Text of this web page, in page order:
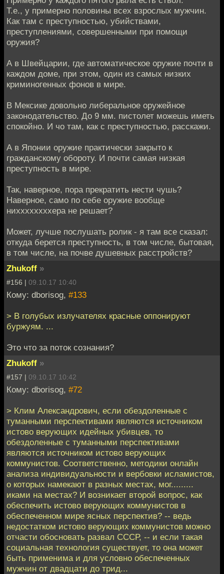
Т.е., у примерно половины всех взрослых мужчин.
Как там с преступностью, убийствами,
преступлениями, совершенными при помощи
оружия?
А в Швейцарии, где автоматическое оружие почти в
каждом доме, при этом, один из самых низких
криминогенных фонов в мире.
В Мексике довольно либеральное оружейное
законодательство. До 9 мм. пистолет можешь иметь
спокойно. И чо там, как с преступностью, расскажи.
А в Японии оружие практически закрыто к
гражданскому обороту. И почти самая низкая
преступность в мире.
Так, наверное, пора прекратить нести чушь?
Наверное, само по себе оружие вообще
ниххххххххера не решает?
Может, лучше послушать ролик - я там все сказал:
откуда берется преступность, в том числе, бытовая,
в том числе, на почве душевных расстройств?
Zhukoff »
#156 | 09.10.17 10:40
Кому: dborisog, #133
> В голубых излучателях красные оппонируют
буржуям. ...
Это что за поток сознания?
Zhukoff »
#157 | 09.10.17 10:42
Кому: dborisog, #72
> Клим Александрович, если обездоленные с
туманными перспективами являются источником
истово верующих идейных убивцев, то
обездоленные с туманными перспективами
являются источником истово верующих
коммунистов. Соответственно, методики онлайн
анализа индивидуальности и вербовки исламистов,
о которых намекают в разных местах, мог.........
иками на местах? И возникает второй вопрос, как
обеспечить истово верующих коммунистов в
обеспеченном мире ясных перспектив? -- ведь
недостатком истово верующих коммунистов можно
отчасти обосновать развал СССР, -- и если такая
социальная технология существует, то она может
быть применима и для условно обеспеченных
мужчин от двадцати до трид...